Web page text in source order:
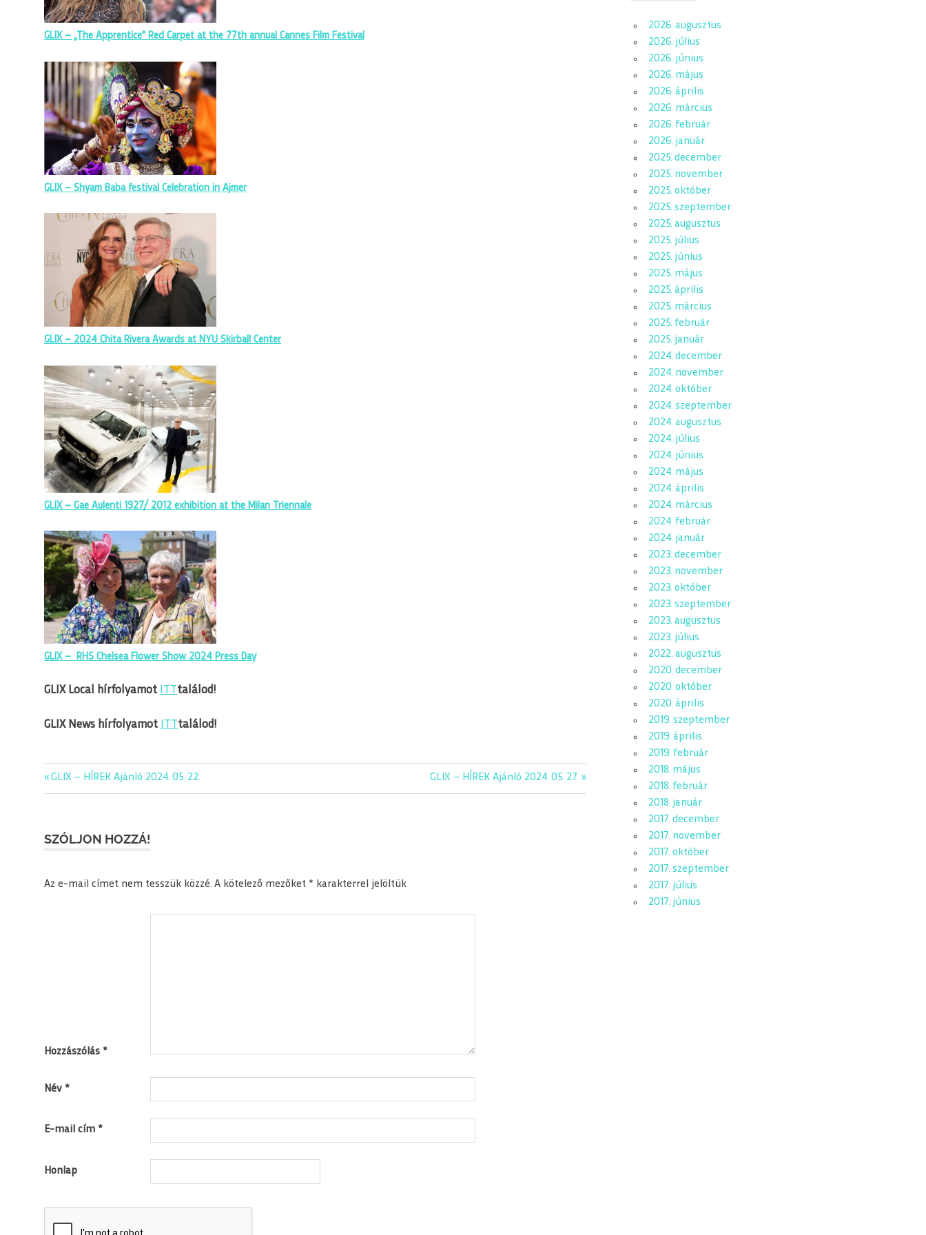
GLIX – „The Apprentice” Red Carpet at the 77th annual Cannes Film Festival
GLIX – Shyam Baba festival Celebration in Ajmer
GLIX – 2024 Chita Rivera Awards at NYU Skirball Center
GLIX – Gae Aulenti 1927/ 2012 exhibition at the Milan Triennale
GLIX – RHS Chelsea Flower Show 2024 Press Day
GLIX Local hírfolyamot találod!
GLIX News hírfolyamot találod!
editorial
glix
Bejegyzés
Previous
Post:
GLIX – HÍREK Ajánló 2024. 05. 22.
Next
Post:
GLIX – HÍREK Ajánló 2024. 05. 27.
SZÓLJON HOZZÁ!
Az e-mail címet nem tesszük közzé. A kötelező mezőket * karakterrel jelöltük
Hozzászólás *
Név *
E-mail cím *
Honlap
2026. augusztus
2026. július
2026. június
2026. május
2026. április
2026. március
2026. február
2026. január
2025. december
2025. november
2025. október
2025. szeptember
2025. augusztus
2025. július
2025. június
2025. május
2025. április
2025. március
2025. február
2025. január
2024. december
2024. november
2024. október
2024. szeptember
2024. augusztus
2024. július
2024. június
2024. május
2024. április
2024. március
2024. február
2024. január
2023. december
2023. november
2023. október
2023. szeptember
2023. augusztus
2023. július
2022. augusztus
2020. december
2020. október
2020. április
2019. szeptember
2019. április
2019. február
2018. május
2018. február
2018. január
2017. december
2017. november
2017. október
2017. szeptember
2017. július
2017. június